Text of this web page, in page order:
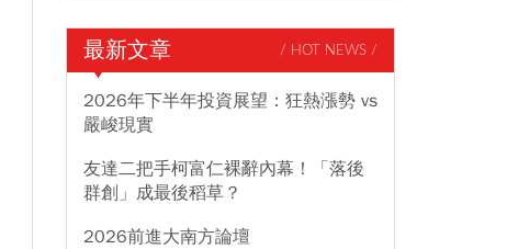
最新文章 / HOT NEWS /
2026年下半年投資展望：狂熱漲勢 vs
嚴峻現實
友達二把手柯富仁裸辭內幕！「落後
群創」成最後稻草？
2026前進大南方論壇